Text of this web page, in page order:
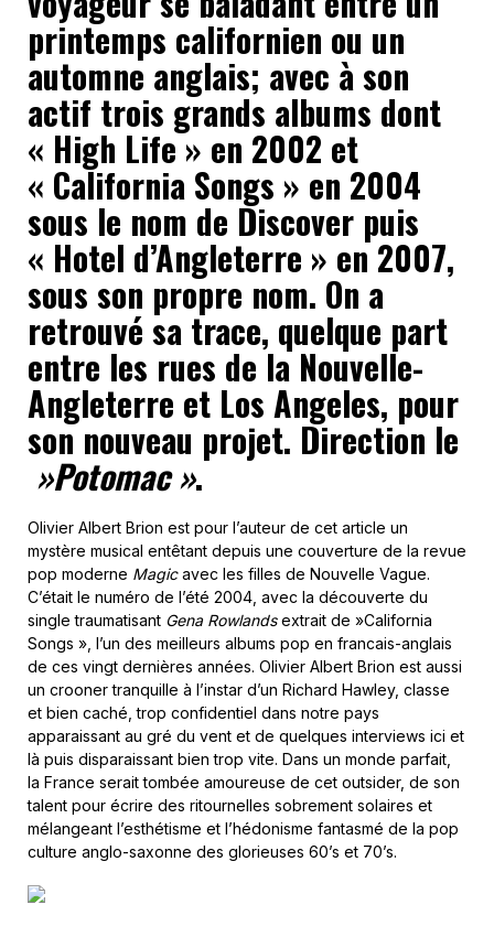
printemps californien ou un
automne anglais; avec à son
actif trois grands albums dont
« High Life » en 2002 et
« California Songs » en 2004
sous le nom de Discover puis
« Hotel d’Angleterre » en 2007,
sous son propre nom. On a
retrouvé sa trace, quelque part
entre les rues de la Nouvelle-
Angleterre et Los Angeles, pour
son nouveau projet. Direction le
»Potomac ».
Olivier Albert Brion est pour l’auteur de cet article un
mystère musical entêtant depuis une couverture de la revue
pop moderne Magicavec les filles de Nouvelle Vague.
C’était le numéro de l’été 2004, avec la découverte du
single traumatisant Gena Rowlandsextrait de »California
Songs », l’un des meilleurs albums pop en francais-anglais
de ces vingt dernières années. Olivier Albert Brion est aussi
un crooner tranquille à l’instar d’un Richard Hawley, classe
et bien caché, trop confidentiel dans notre pays
apparaissant au gré du vent et de quelques interviews ici et
là puis disparaissant bien trop vite. Dans un monde parfait,
la France serait tombée amoureuse de cet outsider, de son
talent pour écrire des ritournelles sobrement solaires et
mélangeant l’esthétisme et l’hédonisme fantasmé de la pop
culture anglo-saxonne des glorieuses 60’s et 70’s.